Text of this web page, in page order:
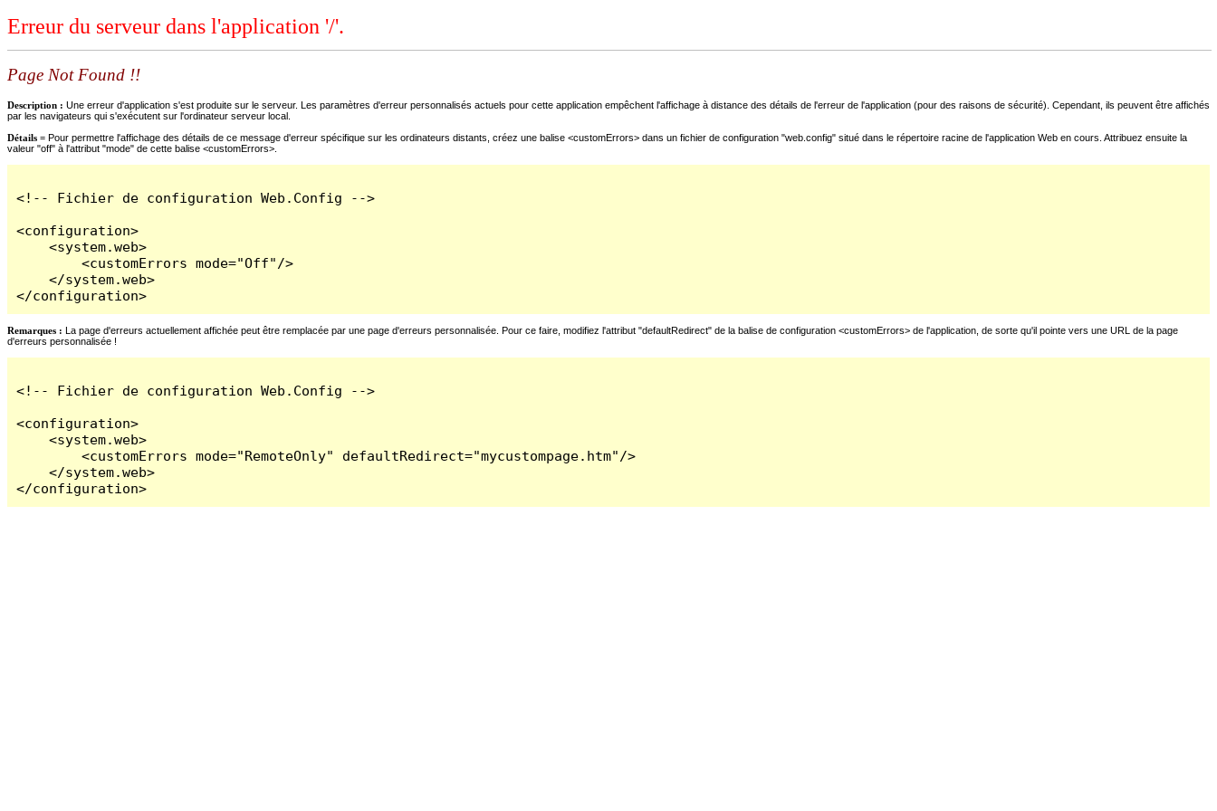
Erreur du serveur dans l'application '/'.
Page Not Found !!
Description : Une erreur d'application s'est produite sur le serveur. Les paramètres d'erreur personnalisés actuels pour cette application empêchent l'affichage à distance des détails de l'erreur de l'application (pour des raisons de sécurité). Cependant, ils peuvent être affichés
par les navigateurs qui s'exécutent sur l'ordinateur serveur local.
Détails = Pour permettre l'affichage des détails de ce message d'erreur spécifique sur les ordinateurs distants, créez une balise <customErrors> dans un fichier de configuration "web.config" situé dans le répertoire racine de l'application Web en cours. Attribuez ensuite la
valeur "off" à l'attribut "mode" de cette balise <customErrors>.
<!-- Fichier de configuration Web.Config -->
<configuration>
    <system.web>
        <customErrors mode="Off"/>
    </system.web>
</configuration>
Remarques : La page d'erreurs actuellement affichée peut être remplacée par une page d'erreurs personnalisée. Pour ce faire, modifiez l'attribut "defaultRedirect" de la balise de configuration <customErrors> de l'application, de sorte qu'il pointe vers une URL de la page
d'erreurs personnalisée !
<!-- Fichier de configuration Web.Config -->
<configuration>
    <system.web>
        <customErrors mode="RemoteOnly" defaultRedirect="mycustompage.htm"/>
    </system.web>
</configuration>